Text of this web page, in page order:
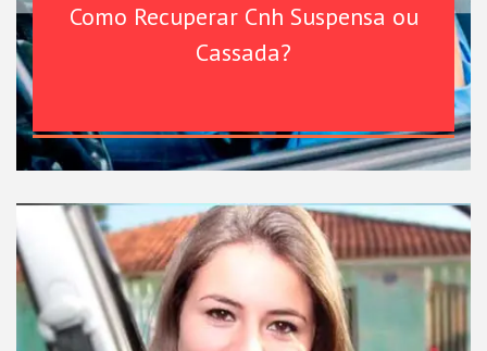
Como Recuperar Cnh Suspensa ou
Cassada?